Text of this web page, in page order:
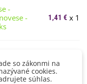
-
-
1,41 € x 1
- 40 ks
1,53 €
so zákonmi na
cookies.
súhlas.